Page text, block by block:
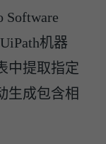
Software
机器
中提取指定
生成包含相